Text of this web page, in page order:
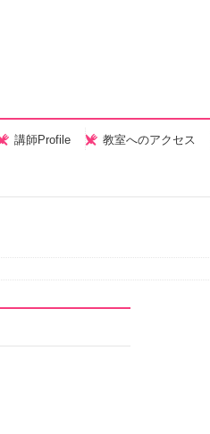
講師Profile 教室へのアクセス